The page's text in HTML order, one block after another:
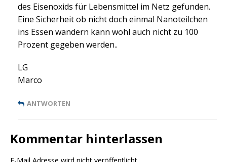
des Eisenoxids für Lebensmittel im Netz gefunden.
Eine Sicherheit ob nicht doch einmal Nanoteilchen
ins Essen wandern kann wohl auch nicht zu 100
Prozent gegeben werden..
LG
Marco
ANTWORTEN
Kommentar hinterlassen